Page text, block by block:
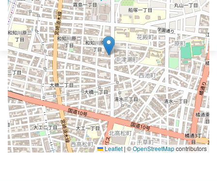
Leaflet | ©OpenStreetMapcontributors